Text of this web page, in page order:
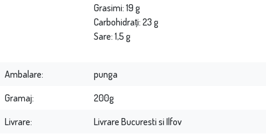
Grasimi: 19 g
Carbohidrați: 23 g
Sare: 1,5 g
Ambalare
punga
Gramaj
200g
Livrare
Livrare Bucuresti si Ilfov